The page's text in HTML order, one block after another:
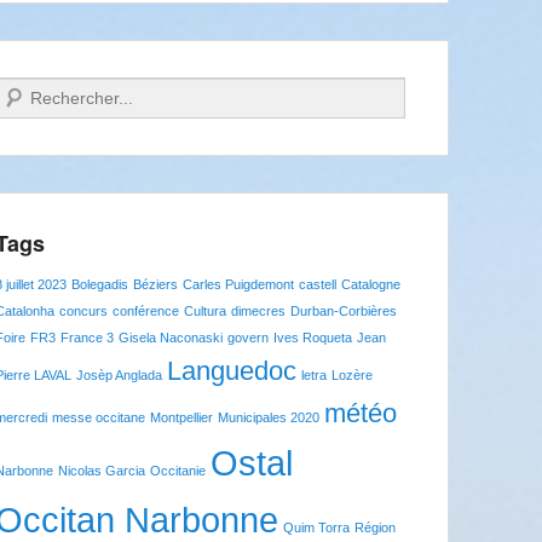
juillet 2023 Bolegadis Béziers Carles Puigdemont castell Catalogne
concurs conférence Cultura dimecres Durban-Corbières
FR3 France 3 Gisela Naconaski govern Ives Roqueta Jean
LAVAL Josèp Anglada Languedoc letra Lozère
messe occitane Montpellier Municipales 2020 météo
Nicolas Garcia Occitanie Ostal
Narbonne Quim Torra Région